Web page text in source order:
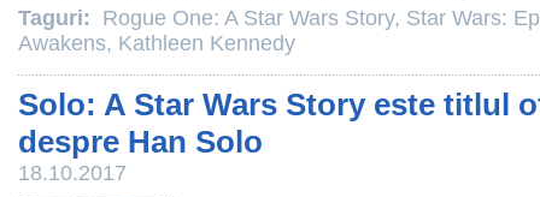
Taguri: Rogue One: A Star Wars Story, Star Wars:
Awakens, Kathleen Kennedy
Solo: A Star Wars Story este titlul
despre Han Solo
18.10.2017